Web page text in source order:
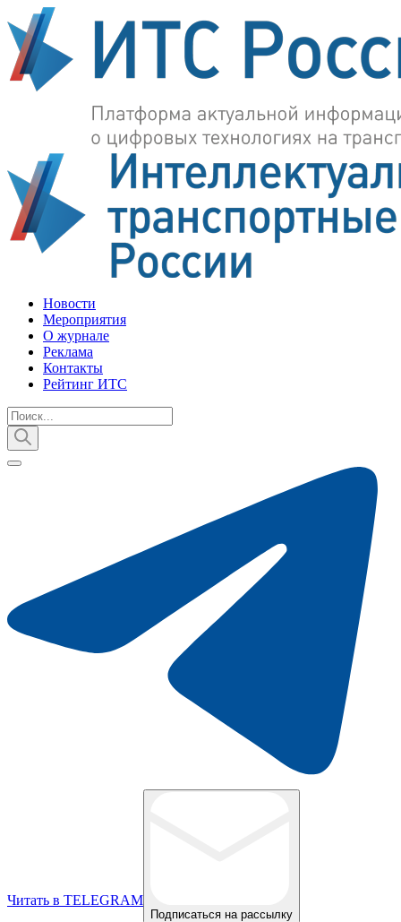
Новости
Мероприятия
О журнале
Реклама
Контакты
Рейтинг ИТС
Читать в TELEGRAM
Подписаться на рассылку